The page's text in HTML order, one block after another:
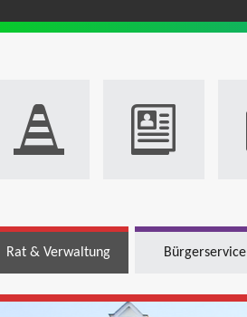
Rat & Verwaltung Bürgerservice